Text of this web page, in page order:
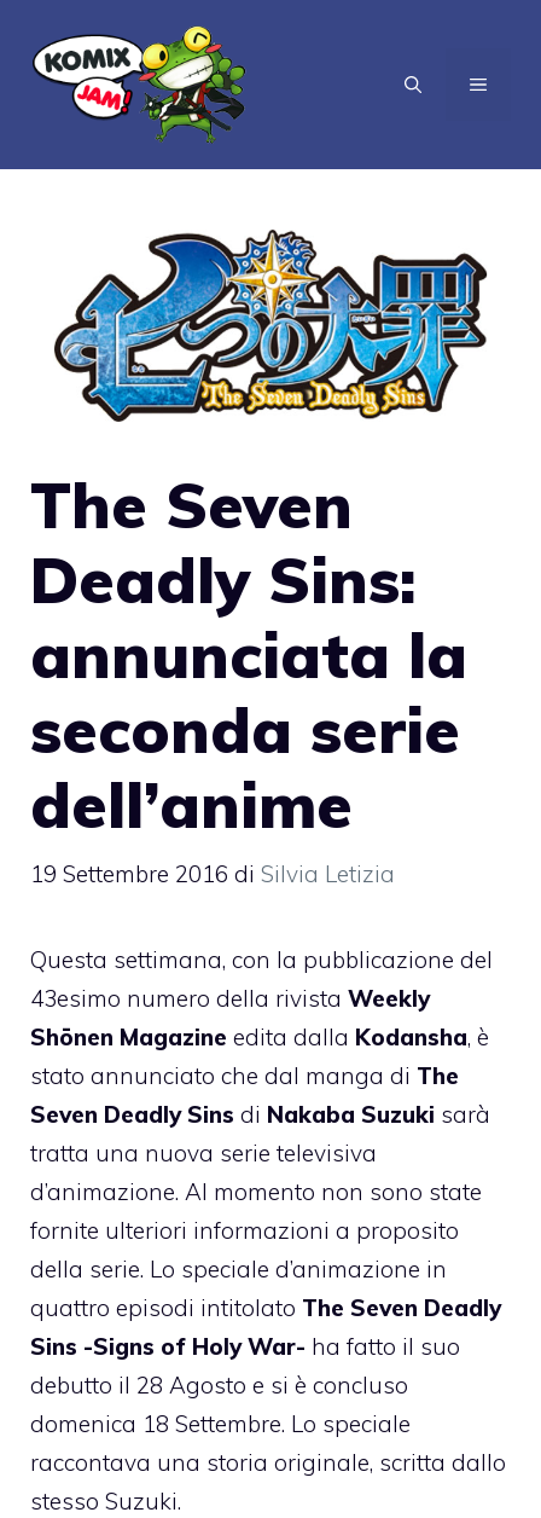
contenuto
MENU
The Seven
Deadly Sins:
annunciata la
seconda serie
dell’anime
19 Settembre 2016 di Silvia Letizia
Questa settimana, con la pubblicazione del
43esimo numero della rivista Weekly
Shōnen Magazine edita dalla Kodansha, è
stato annunciato che dal manga di The
Seven Deadly Sins di Nakaba Suzuki sarà
tratta una nuova serie televisiva
d’animazione. Al momento non sono state
fornite ulteriori informazioni a proposito
della serie. Lo speciale d’animazione in
quattro episodi intitolato The Seven Deadly
Sins -Signs of Holy War- ha fatto il suo
debutto il 28 Agosto e si è concluso
domenica 18 Settembre. Lo speciale
raccontava una storia originale, scritta dallo
stesso Suzuki.